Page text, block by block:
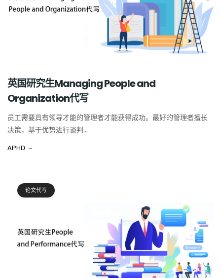
英国研究生Managing People and
Organization代写
员工需要具有领导才能的管理者才能获得成功。最好的管理者擅长
决策，基于优势进行谈判...
APHD
论文代写